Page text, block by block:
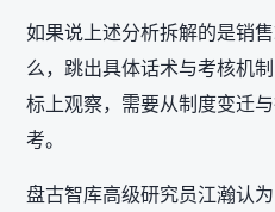
如果说上述分析拆解的是销
么，跳出具体话术与考核机
标上观察，需要从制度变迁
考。
盘古智库高级研究员江瀚认